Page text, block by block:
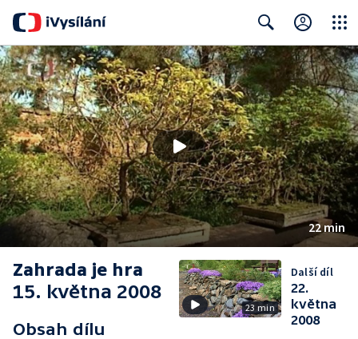
Search Close
22 min
Zahrada je hra
15. května 2008
Obsah dílu
23 min
Další díl
22.
května
2008